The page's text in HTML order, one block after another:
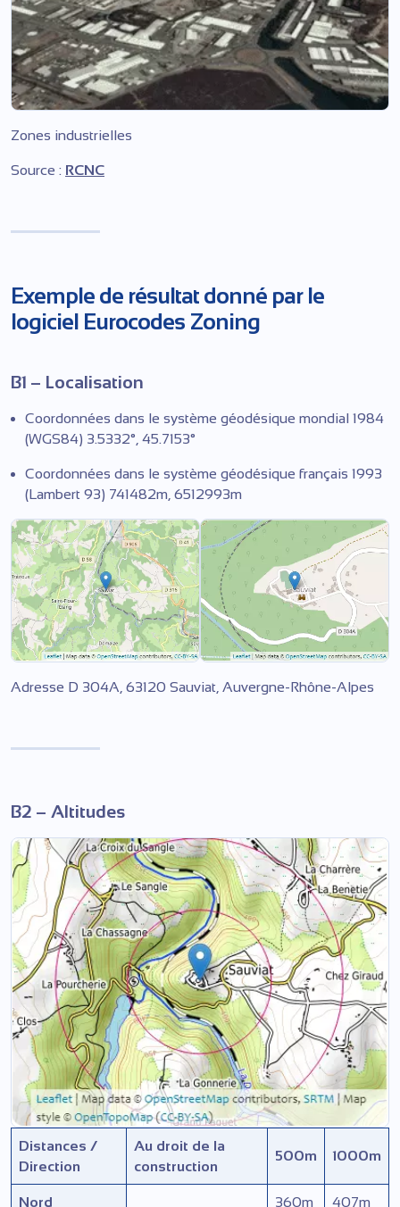
Zones industrielles
Source : RCNC
Exemple de résultat donné par le
logiciel Eurocodes Zoning
B1 – Localisation
Coordonnées dans le système géodésique mondial 1984
(WGS84) 3.5332°, 45.7153°
Coordonnées dans le système géodésique français 1993
(Lambert 93) 741482m, 6512993m
Adresse D 304A, 63120 Sauviat, Auvergne-Rhône-Alpes
B2 – Altitudes
Distances /
Direction
Au droit de la
construction
500m 1000m
Nord 360m 407m